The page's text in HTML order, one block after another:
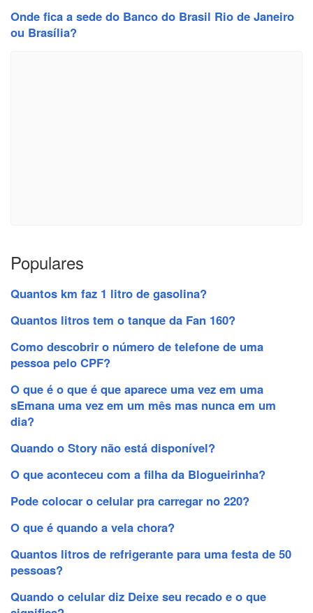
Onde fica a sede do Banco do Brasil Rio de Janeiro
ou Brasília?
Populares
Quantos km faz 1 litro de gasolina?
Quantos litros tem o tanque da Fan 160?
Como descobrir o número de telefone de uma
pessoa pelo CPF?
O que é o que é que aparece uma vez em uma
sEmana uma vez em um mês mas nunca em um
dia?
Quando o Story não está disponível?
O que aconteceu com a filha da Blogueirinha?
Pode colocar o celular pra carregar no 220?
O que é quando a vela chora?
Quantos litros de refrigerante para uma festa de 50
pessoas?
Quando o celular diz Deixe seu recado e o que